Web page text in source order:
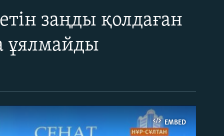
заңды қолдаған
ұялмайды
EMBED